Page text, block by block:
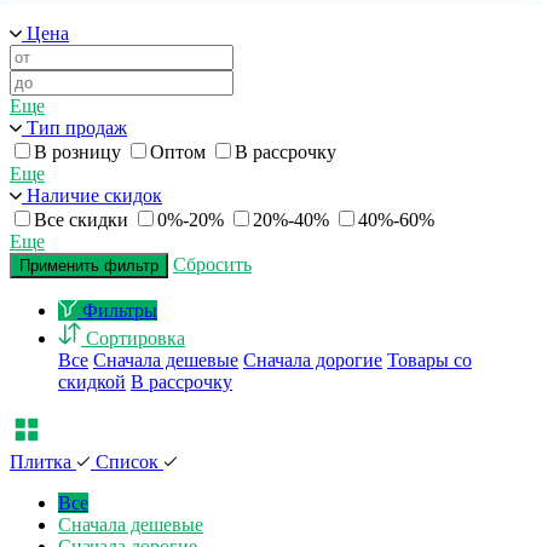
Цена
Еще
Тип продаж
В розницу
Оптом
В рассрочку
Еще
Наличие скидок
Все скидки
0%-20% 20%-40%
40%-60%
Еще
Применить фильтр Сбросить
Фильтры
Сортировка
Все Сначала дешевые Сначала дорогие Товары со
скидкой В рассрочку
Плитка
Список
Все
Сначала дешевые